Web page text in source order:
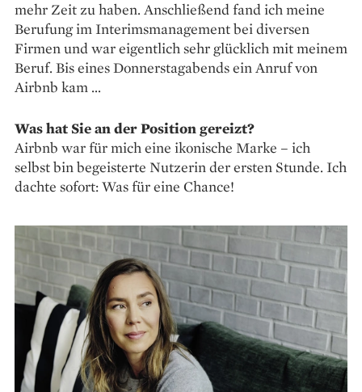
mehr Zeit zu haben. Anschließend fand ich meine
Berufung im Interimsmanagement bei diversen
Firmen und war eigentlich sehr glücklich mit meinem
Beruf. Bis eines Donnerstagabends ein Anruf von
Airbnb kam …
Was hat Sie an der Position gereizt?
Airbnb war für mich eine ikonische Marke – ich
selbst bin begeisterte Nutzerin der ersten Stunde. Ich
dachte sofort: Was für eine Chance!